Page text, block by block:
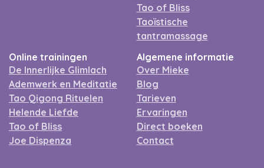
Tao of Bliss
Taoïstische
tantramassage
Online trainingen
De Innerlijke Glimlach
Ademwerk en Meditatie
Tao Qigong Rituelen
Helende Liefde
Tao of Bliss
Joe Dispenza
Algemene informatie
Over Mieke
Blog
Tarieven
Ervaringen
Direct boeken
Contact